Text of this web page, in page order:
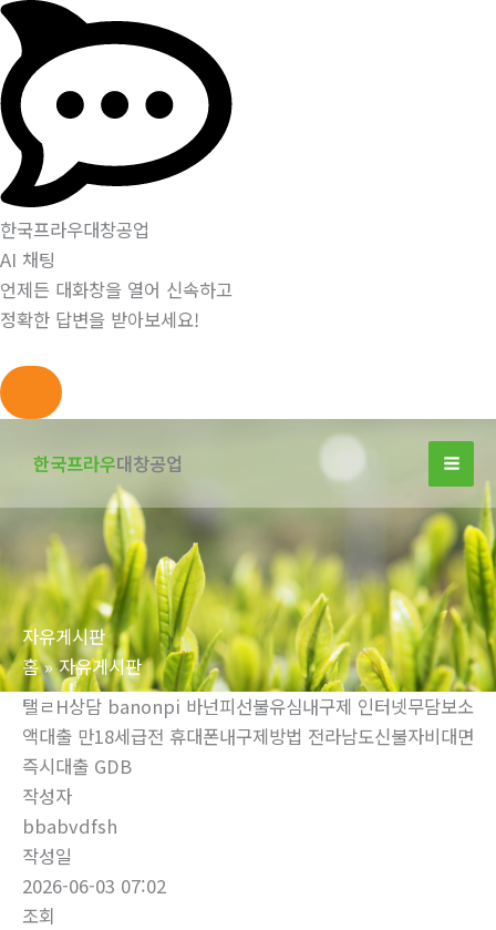
한국프라우대창공업
AI 채팅
언제든 대화창을 열어 신속하고
정확한 답변을 받아보세요!
너
뛰
기
한국프라우대창공업
자유게시판
홈
자유게시판
탤ㄹH상담 banonpi 바넌피선불유심내구제 인터넷무담보소
액대출 만18세급전 휴대폰내구제방법 전라남도신불자비대면
즉시대출 GDB
작성자
bbabvdfsh
작성일
2026-06-03 07:02
조회